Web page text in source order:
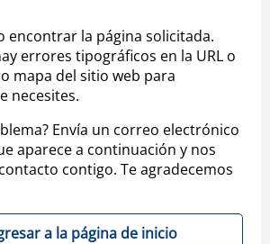
encontrar la página solicitada.
errores tipográficos en la URL o
mapa del sitio web para
necesites.
Envía un correo electrónico
aparece a continuación y nos
contigo. Te agradecemos
a la página de inicio